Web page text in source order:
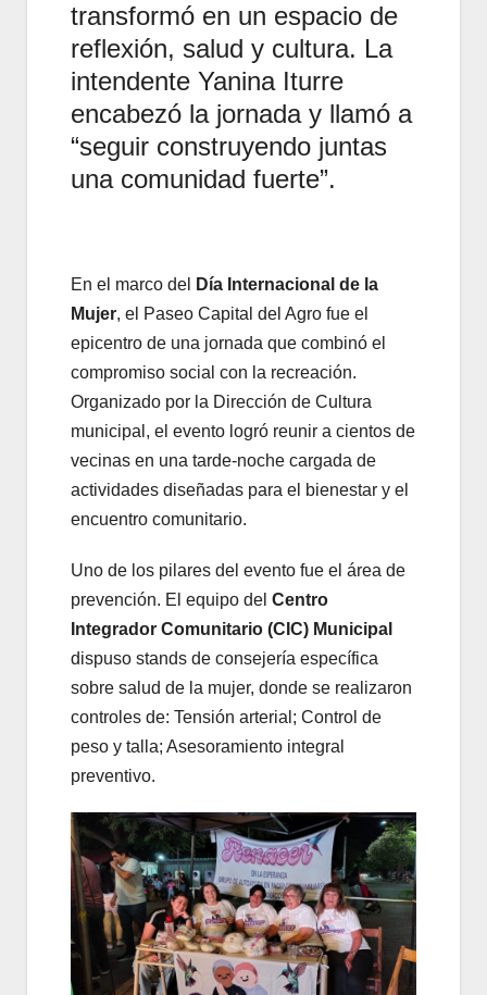
transformó en un espacio de
reflexión, salud y cultura. La
intendente Yanina Iturre
encabezó la jornada y llamó a
“seguir construyendo juntas
una comunidad fuerte”.
En el marco del
Día Internacional de la
Mujer, el Paseo Capital del Agro fue el
epicentro de una jornada que combinó el
compromiso social con la recreación.
Organizado por la Dirección de Cultura
municipal, el evento logró reunir a cientos de
vecinas en una tarde-noche cargada de
actividades diseñadas para el bienestar y el
encuentro comunitario.
Uno de los pilares del evento fue el área de
prevención. El equipo del Centro
Integrador Comunitario (CIC) Municipal
dispuso stands de consejería específica
sobre salud de la mujer, donde se realizaron
controles de: Tensión arterial; Control de
peso y talla; Asesoramiento integral
preventivo.